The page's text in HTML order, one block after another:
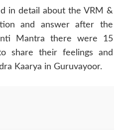
in detail about the VRM &
and answer after the
Mantra there were 15
share their feelings and
Kaarya in Guruvayoor.